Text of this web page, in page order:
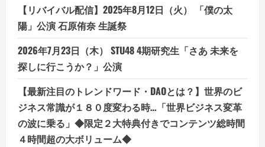
ッ
ト
と
デ
メ
リ
ッ
ト
は
ど
う
な
の？
【徹
底
解
説】
【リバイバル配信】2025年8月12日（火） 「僕の太
陽」公演 石原侑奈 生誕祭
2026年7月23日（木） STU48 4期研究生「さあ 未来を
探しに行こうか？」公演
【最新注目のトレンドワード・DAOとは？】世界のビ
ジネス常識が１８０度変わる時…「世界ビジネス変革
の波に乗る」◆限定２大特典付きでコンテンツ総時間
４時間超の大ボリューム◆